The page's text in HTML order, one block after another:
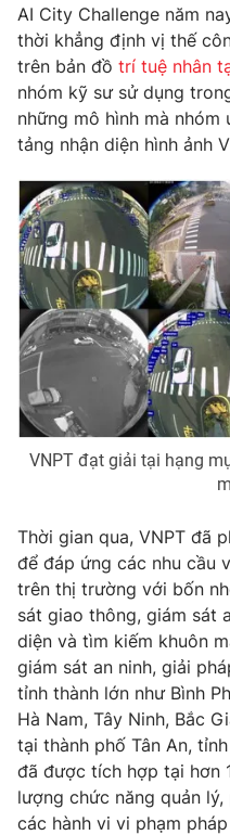
VTV Money
VTV Sức khoẻ
Thị trường 24h
VTV4
VTV9
Liên hệ tòa soạn
THỜI BÁO VTV
Theo dõi báo trên
Cơ quan chủ quản:Đài
Cơ quan báo chí:Thời báo
Giấy phép hoạt động báo in
cấp ngày 29/12/2023
Tổng Biên tập:Vũ Thanh Thủy
Phó Tổng Biên tập: Nguyễn
Nguyễn Trọng Ninh
Tổng đài VTV: 024.38 355
AI City Challenge năm
thời khẳng định vị thế
trên bản đồ trí tuệ nhân
nhóm kỹ sư sử dụng
những mô hình mà
tảng nhận diện hình ảnh
VNPT đạt giải tại hạng
Thời gian qua, VNPT đã
để đáp ứng các nhu cầu
trên thị trường với bốn
sát giao thông, giám sát
diện và tìm kiếm khuôn
giám sát an ninh, giải
tỉnh thành lớn như Bình
Hà Nam, Tây Ninh, Bắc
tại thành phố Tân An,
đã được tích hợp tại hơn
lượng chức năng quản
các hành vi vi phạm